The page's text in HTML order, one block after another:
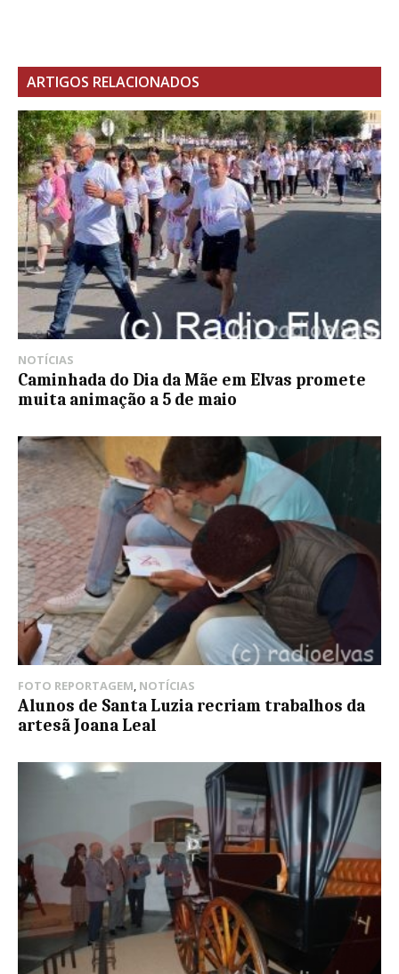
ARTIGOS RELACIONADOS
NOTÍCIAS
Caminhada do Dia da Mãe em Elvas promete
muita animação a 5 de maio
FOTO REPORTAGEM, NOTÍCIAS
Alunos de Santa Luzia recriam trabalhos da
artesã Joana Leal